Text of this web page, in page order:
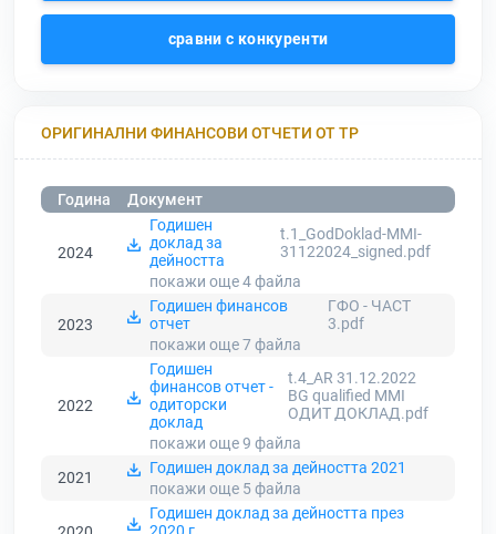
сравни с конкуренти
ОРИГИНАЛНИ ФИНАНСОВИ ОТЧЕТИ ОТ ТР
Година Документ
2024
Годишен
доклад за
дейността
t.1_GodDoklad-MMI-
31122024_signed.pdf
покажи още 4файла
2023
Годишен финансов
отчет
ГФО - ЧАСТ
3.pdf
покажи още 7файла
2022
Годишен
финансов отчет -
одиторски
доклад
t.4_AR 31.12.2022
BG qualified MMI
ОДИТ ДОКЛАД.pdf
покажи още 9 файла
2021
Годишен доклад за дейността 2021
покажи още 5файла
Годишен доклад за дейността през